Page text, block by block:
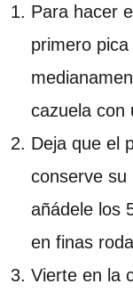
Para hacer
primero
cazuela con
Deja que el
conserve su
añádele los
en finas
Vierte en la